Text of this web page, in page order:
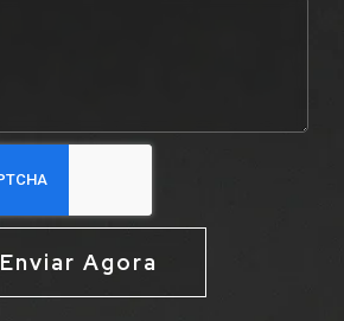
Enviar Agora